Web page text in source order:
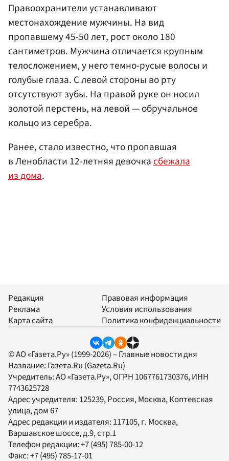
Правоохранители устанавливают
местонахождение мужчины. На вид
пропавшему 45-50 лет, рост около 180
сантиметров. Мужчина отличается крупным
телосложением, у него темно-русые волосы и
голубые глаза. С левой стороны во рту
отсутствуют зубы. На правой руке он носил
золотой перстень, на левой — обручальное
кольцо из серебра.
Ранее, стало известно, что пропавшая
в Ленобласти 12-летняя девочкасбежала
из дома.
Редакция
Реклама
Карта сайта
Правовая информация
Условия использования
Политика конфиденциальности
© АО «Газета.Ру» (1999-2026) – Главные новости дня
Название: Газета.Ru (Gazeta.Ru)
Учредитель:АО «Газета.Ру», ОГРН 1067761730376, ИНН
7743625728
Адрес учредителя: 125239, Россия, Москва, Коптевская
улица, дом 67
Адрес редакции и издателя: 117105, г. Москва,
Варшавское шоссе, д.9, стр.1
Телефон редакции:+7 (495) 785-00-12
Факс:+7 (495) 785-17-01